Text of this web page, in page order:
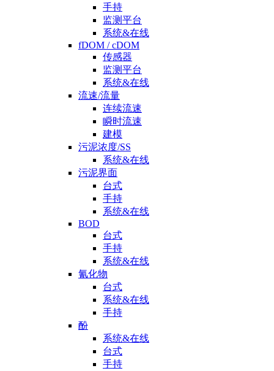
手持
监测平台
系统&在线
fDOM / cDOM
传感器
监测平台
系统&在线
流速/流量
连续流速
瞬时流速
建模
污泥浓度/SS
系统&在线
污泥界面
台式
手持
系统&在线
BOD
台式
手持
系统&在线
氰化物
台式
系统&在线
手持
酚
系统&在线
台式
手持